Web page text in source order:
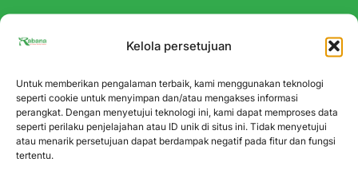
Kelola persetujuan
Untuk memberikan pengalaman terbaik, kami menggunakan teknologi
seperti cookie untuk menyimpan dan/atau mengakses informasi
perangkat. Dengan menyetujui teknologi ini, kami dapat memproses data
seperti perilaku penjelajahan atau ID unik di situs ini. Tidak menyetujui
atau menarik persetujuan dapat berdampak negatif pada fitur dan fungsi
tertentu.